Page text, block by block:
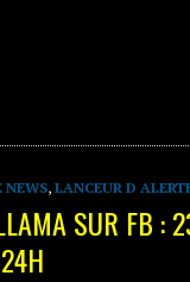
NEWS, LANCEUR D
SUR FB :